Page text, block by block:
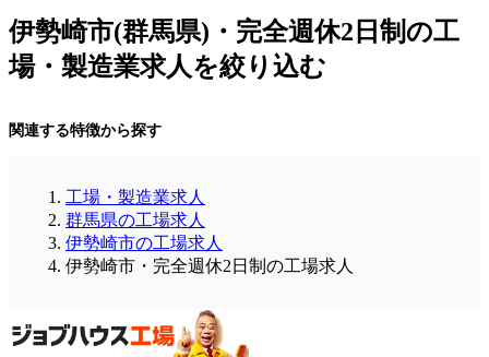
伊勢崎市(群馬県)・完全週休2日制の工
場・製造業求人を絞り込む
関連する特徴から探す
工場・製造業求人
群馬県の工場求人
伊勢崎市の工場求人
伊勢崎市・完全週休2日制の工場求人